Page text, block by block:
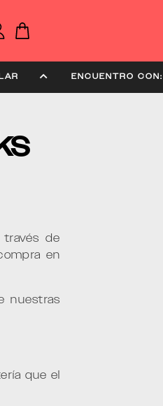
AGUILAR
de
en
nuestras
que el